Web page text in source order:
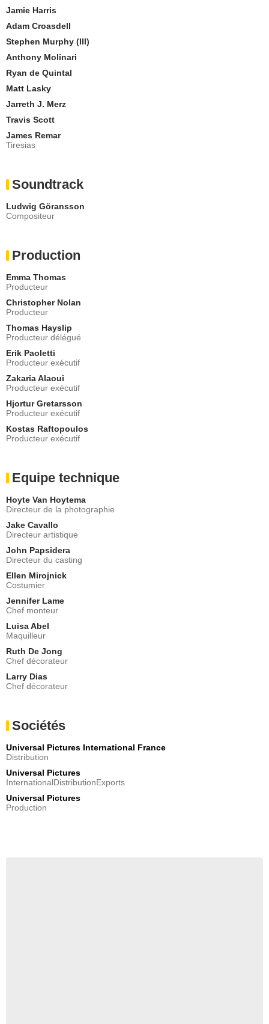
Jamie Harris
Adam Croasdell
Stephen Murphy (III)
Anthony Molinari
Ryan de Quintal
Matt Lasky
Jarreth J. Merz
Travis Scott
James Remar
Tiresias
Soundtrack
Ludwig Göransson
Compositeur
Production
Emma Thomas
Producteur
Christopher Nolan
Producteur
Thomas Hayslip
Producteur délégué
Erik Paoletti
Producteur exécutif
Zakaria Alaoui
Producteur exécutif
Hjortur Gretarsson
Producteur exécutif
Kostas Raftopoulos
Producteur exécutif
Equipe technique
Hoyte Van Hoytema
Directeur de la photographie
Jake Cavallo
Directeur artistique
John Papsidera
Directeur du casting
Ellen Mirojnick
Costumier
Jennifer Lame
Chef monteur
Luisa Abel
Maquilleur
Ruth De Jong
Chef décorateur
Larry Dias
Chef décorateur
Sociétés
Universal Pictures International France
Distribution
Universal Pictures
InternationalDistributionExports
Universal Pictures
Production